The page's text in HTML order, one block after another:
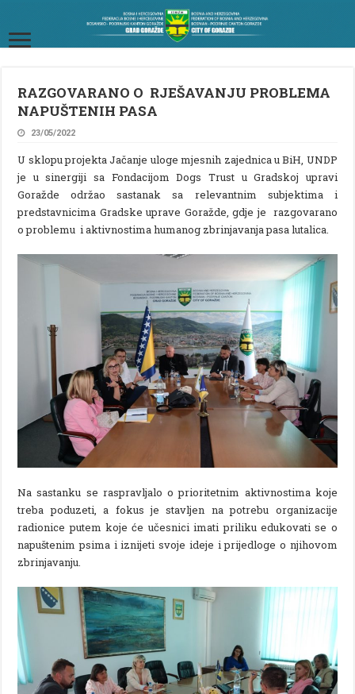
RAZGOVARANO O RJEŠAVANJU PROBLEMA
NAPUŠTENIH PASA
23/05/2022
U sklopu projekta Jačanje uloge mjesnih zajednica u BiH, UNDP
je u sinergiji sa Fondacijom Dogs Trust u Gradskoj upravi
Goražde održao sastanak sa relevantnim subjektima i
predstavnicima Gradske uprave Goražde, gdje je razgovarano
o problemu i aktivnostima humanog zbrinjavanja pasa lutalica.
Na sastanku se raspravljalo o prioritetnim aktivnostima koje
treba poduzeti, a fokus je stavljen na potrebu organizacije
radionice putem koje će učesnici imati priliku edukovati se o
napuštenim psima i iznijeti svoje ideje i prijedloge o njihovom
zbrinjavanju.